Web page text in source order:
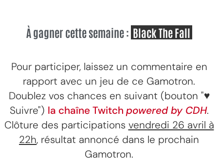
À gagner cette semaine : Black The Fall
Pour participer, laissez un commentaire en
rapport avec un jeu de ce Gamotron.
Doublez vos chances en suivant (bouton "♥
Suivre") la chaîne Twitch powered by CDH.
Clôture des participations vendredi 26 avril à
22h, résultat annoncé dans le prochain
Gamotron.